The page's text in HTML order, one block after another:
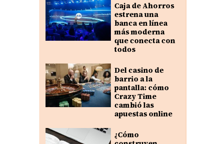
Caja de Ahorros
estrena una
banca en línea
más moderna
que conecta con
todos
Del casino de
barrio a la
pantalla: cómo
Crazy Time
cambió las
apuestas online
¿Cómo